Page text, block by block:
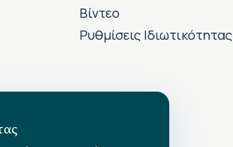
Βίντεο
Ρυθμίσεις Ιδιωτικότητας